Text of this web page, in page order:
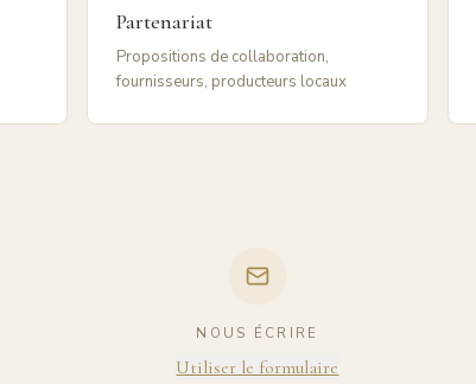
Partenariat
Propositions de collaboration,
fournisseurs, producteurs locaux
NOUS ÉCRIRE
Utiliser le formulaire